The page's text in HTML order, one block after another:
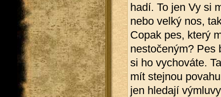
hadí. To jen Vy si
nebo velký nos,
Copak pes, který
nestočeným? Pes
si ho vychováte.
mít stejnou
jen hledají